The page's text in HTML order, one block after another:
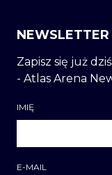
NEWSLETTER
Zapisz się już
- Atlas Arena
IMIĘ
E-MAIL